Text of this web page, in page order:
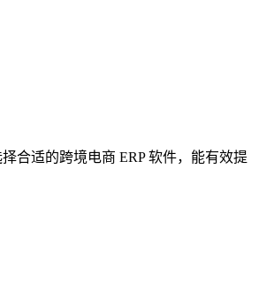
合适的跨境电商 ERP 软件，能有效提